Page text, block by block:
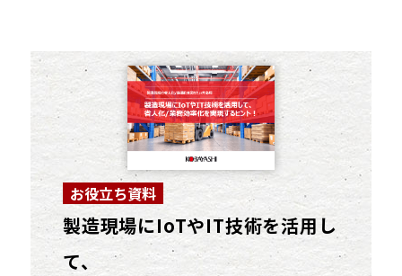
お役立ち資料
製造現場にIoTやIT技術を活用し
て、